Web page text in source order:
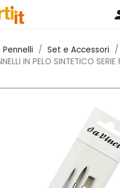
Pennelli Set e Accessori
IN PELO SINTETICO SERIE